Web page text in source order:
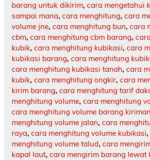
barang untuk dikirim, cara mengetahui
sampai mana, cara menghitung, cara
volume jne, cara menghitung bun, cara
cbm, cara menghitung cbm barang,
kubik, cara menghitung kubikasi, cara
kubikasi barang, cara menghitung
cara menghitung kubikasi tanah, cara
kubik, cara menghitung ongkir, cara
kirim barang, cara menghitung tarif
menghitung volume, cara menghitung
cara menghitung volume barang kiriman
menghitung volume jalan, cara
raya, cara menghitung volume kubikasi,
menghitung volume talud, cara
kapal laut, cara mengirim barang lewat